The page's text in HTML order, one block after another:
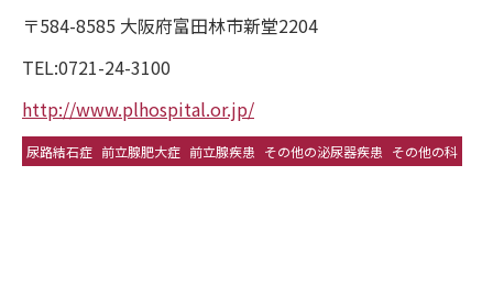
〒584-8585 大阪府富田林市新堂2204
TEL:0721-24-3100
http://www.plhospital.or.jp/
尿路結石症 前立腺肥大症 前立腺疾患 その他の泌尿器疾患 その他の科